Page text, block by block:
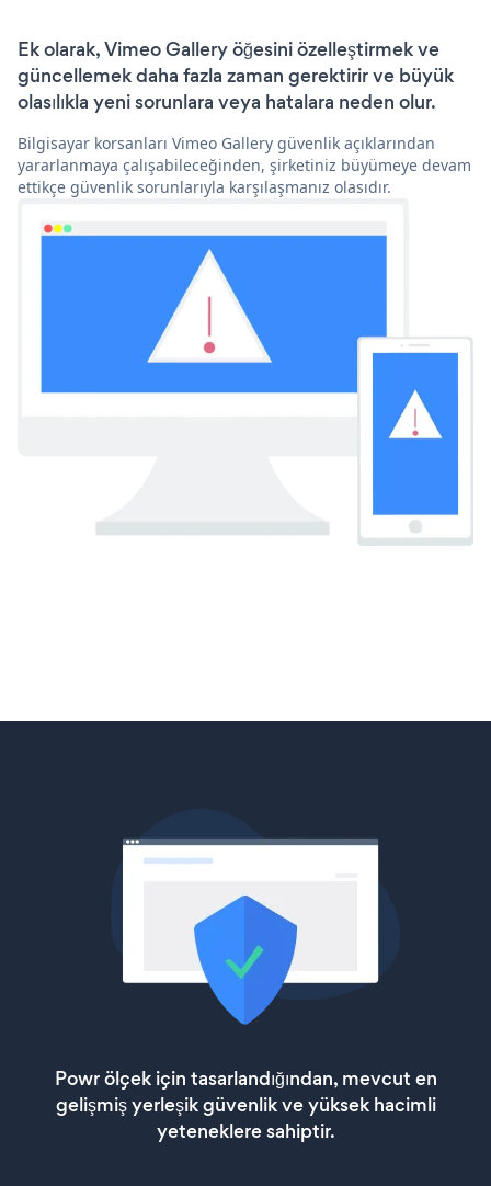
Ek olarak, Vimeo Gallery öğesini özelleştirmek ve
güncellemek daha fazla zaman gerektirir ve büyük
olasılıkla yeni sorunlara veya hatalara neden olur.
Bilgisayar korsanları Vimeo Gallery güvenlik açıklarından
yararlanmaya çalışabileceğinden, şirketiniz büyümeye devam
ettikçe güvenlik sorunlarıyla karşılaşmanız olasıdır.
Powr ölçek için tasarlandığından, mevcut en
gelişmiş yerleşik güvenlik ve yüksek hacimli
yeteneklere sahiptir.